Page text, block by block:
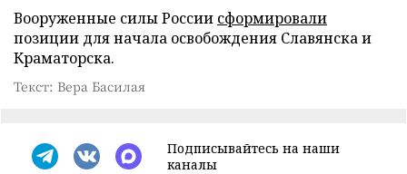
Вооруженные силы России сформировали
позиции для начала освобождения Славянска и
Краматорска.
Текст: Вера Басилая
Подписывайтесь на наши
каналы